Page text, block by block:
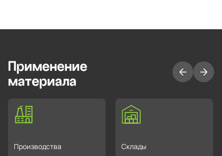
Применение
материала
Производства Склады